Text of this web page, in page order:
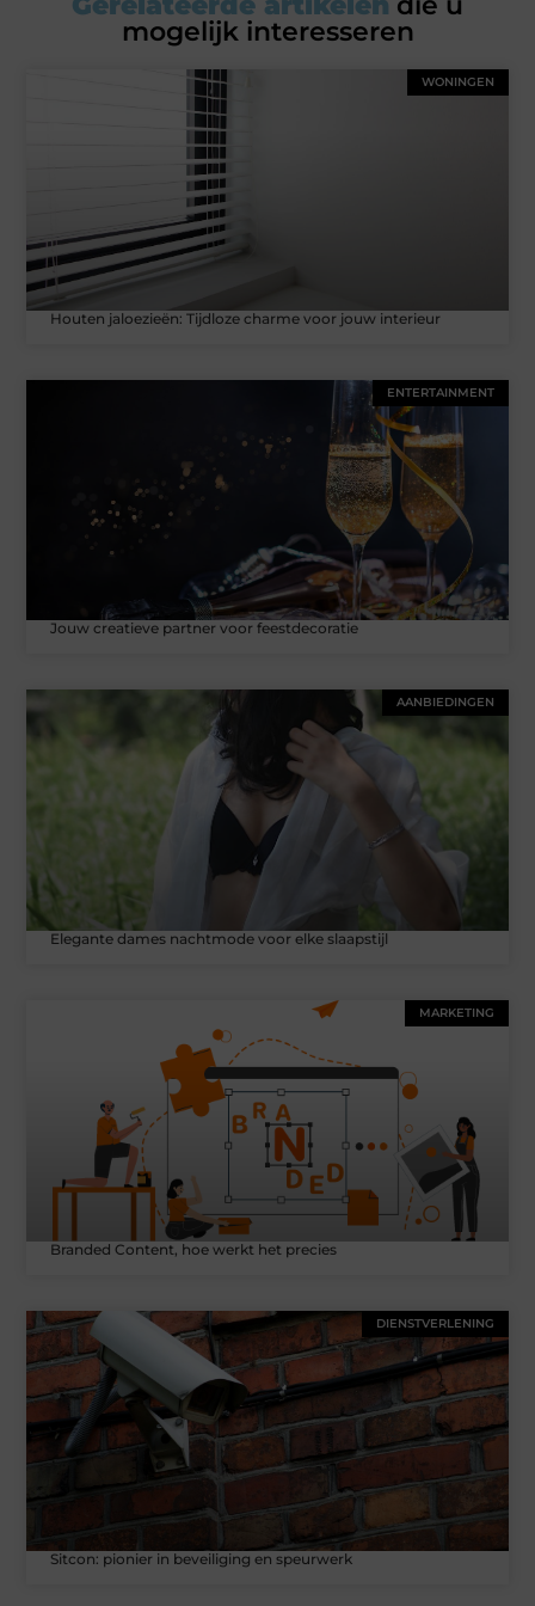
mogelijk interesseren
WONINGEN
Houten jaloezieën: Tijdloze charme voor jouw interieur
ENTERTAINMENT
Jouw creatieve partner voor feestdecoratie
AANBIEDINGEN
Elegante dames nachtmode voor elke slaapstijl
MARKETING
Branded Content, hoe werkt het precies
DIENSTVERLENING
Sitcon: pionier in beveiliging en speurwerk